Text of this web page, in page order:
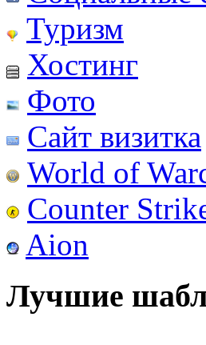
Туризм
Хостинг
Фото
Сайт визитка
World of
Counter
Aion
Лучшие